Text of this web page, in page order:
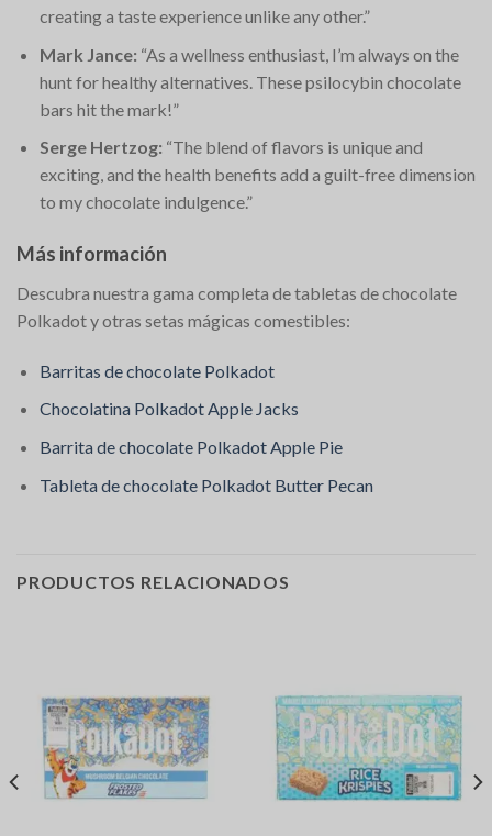
creating a taste experience unlike any other.”
Mark Jance: “As a wellness enthusiast, I’m always on the
hunt for healthy alternatives. These psilocybin chocolate
bars hit the mark!”
Serge Hertzog: “The blend of flavors is unique and
exciting, and the health benefits add a guilt-free dimension
to my chocolate indulgence.”
Más información
Descubra nuestra gama completa de tabletas de chocolate
Polkadot y otras setas mágicas comestibles:
Barritas de chocolate Polkadot
Chocolatina Polkadot Apple Jacks
Barrita de chocolate Polkadot Apple Pie
Tableta de chocolate Polkadot Butter Pecan
PRODUCTOS RELACIONADOS